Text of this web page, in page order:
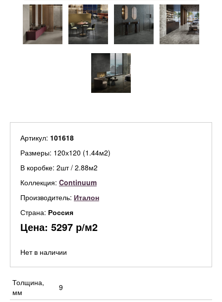
Артикул: 101618
Размеры: 120х120 (1.44м2)
В коробке: 2шт / 2.88м2
Коллекция: Continuum
Производитель: Италон
Страна: Россия
Цена: 5297 р/м2
Нет в наличии
Толщина,
мм
9